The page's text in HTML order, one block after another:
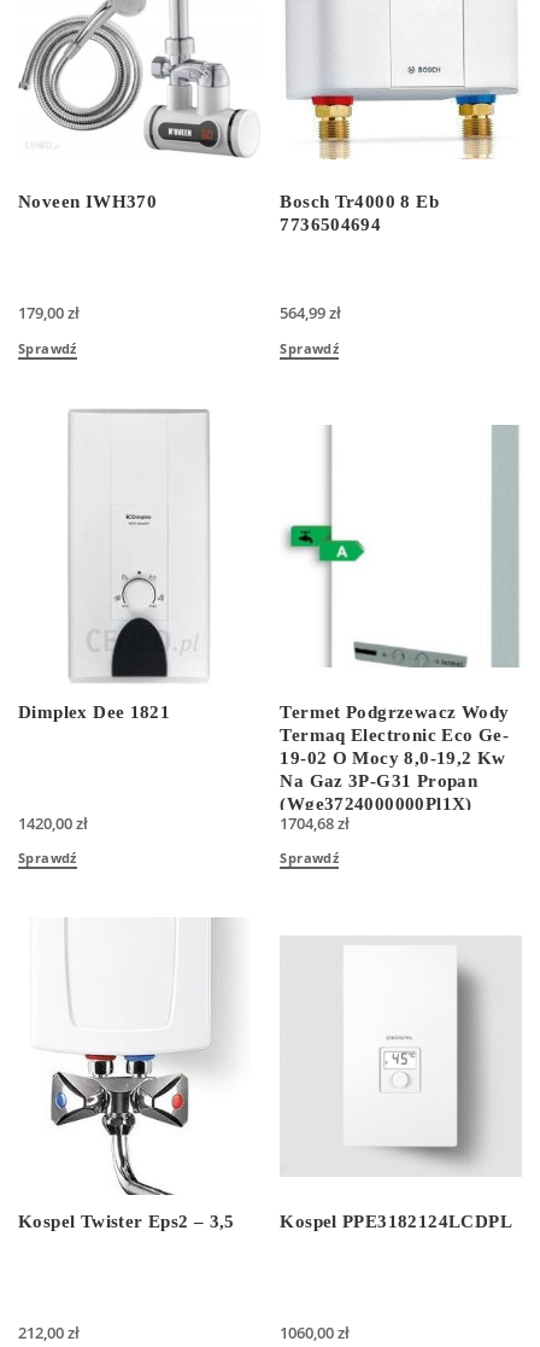
Noveen IWH370
179,00zł
Sprawdź
Bosch Tr4000 8 Eb
7736504694
564,99zł
Sprawdź
Dimplex Dee 1821
1420,00zł
Sprawdź
Termet Podgrzewacz Wody
Termaq Electronic Eco Ge-
19-02 O Mocy 8,0-19,2 Kw
Na Gaz 3P-G31 Propan
(Wge3724000000Pl1X)
1704,68zł
Sprawdź
Kospel Twister Eps2 – 3,5
212,00zł
Kospel PPE3182124LCDPL
1060,00zł